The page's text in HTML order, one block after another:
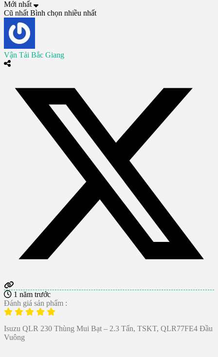
Mới nhất
Cũ nhất Bình chọn nhiều nhất
Vận Tải Bắc Giang
1 năm trước
Đánh giá sản phẩm :
Isuzu QLR 230 Thùng Mui Bạt – 2.3 Tấn, TSKT, QLR77FE4 Đầu
Vuông